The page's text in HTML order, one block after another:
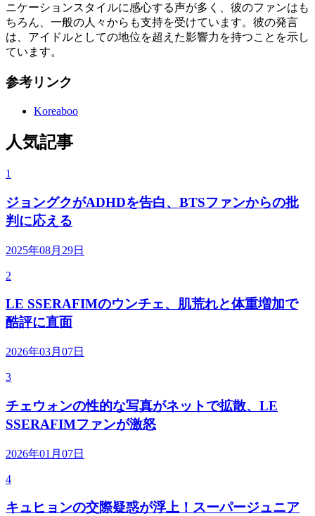
ニケーションスタイルに感心する声が多く、彼のファンはも
ちろん、一般の人々からも支持を受けています。彼の発言
は、アイドルとしての地位を超えた影響力を持つことを示し
ています。
参考リンク
Koreaboo
人気記事
1
ジョングクがADHDを告白、BTSファンからの批
判に応える
2025年08月29日
2
LE SSERAFIMのウンチェ、肌荒れと体重増加で
酷評に直面
2026年03月07日
3
チェウォンの性的な写真がネットで拡散、LE
SSERAFIMファンが激怒
2026年01月07日
4
キュヒョンの交際疑惑が浮上！スーパージュニア